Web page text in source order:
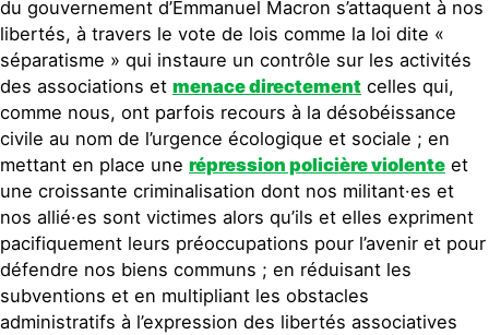
du gouvernement d’Emmanuel Macron s’attaquent à nos
libertés, à travers le vote de lois comme la loi dite «
séparatisme » qui instaure un contrôle sur les activités
des associations et menace directement celles qui,
comme nous, ont parfois recours à la désobéissance
civile au nom de l’urgence écologique et sociale ; en
mettant en place une répression policière violente et
une croissante criminalisation dont nos militant·es et
nos allié·es sont victimes alors qu’ils et elles expriment
pacifiquement leurs préoccupations pour l’avenir et pour
défendre nos biens communs ; en réduisant les
subventions et en multipliant les obstacles
administratifs à l’expression des libertés associatives